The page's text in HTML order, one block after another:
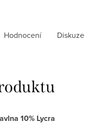
Hodnocení Diskuze
10% Lycra